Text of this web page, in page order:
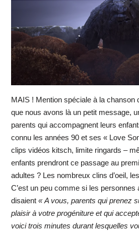
MAIS ! Mention spéciale à la chanson
que nous avons là un petit message,
parents qui accompagnent leurs
connu les années 90 et ses « Love
clips vidéos kitsch, limite ringards –
enfants prendront ce passage au
adultes ? Les nombreux clins d’oeil,
C’est un peu comme si les personnes
disaient « A vous, parents qui prenez
plaisir à votre progéniture et qui
voici trois minutes durant lesquelles